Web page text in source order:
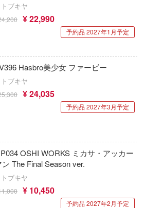
トブキヤ
¥ 22,990
予約品 2027年1月予定
Hasbro美少女 ファービー
トブキヤ
¥ 24,035
予約品 2027年3月予定
OSHI WORKS ミカサ・アッカー
ン The Final Season ver.
トブキヤ
¥ 10,450
予約品 2027年2月予定
原神
恋は双子で割り切れない
ゲゲゲの鬼太郎
けいおん!
ご注文はうさぎですか？
小林さんちのメイドラゴン
ゴジラ
この素晴らしい世界に祝福を！
EASTERN EXPRESS(イースタンエクス
イーグルアヴィエーション(ビーバーコー
ション)
ウォルターソンズジャパン(プラッツ)
ウィリー
WETA Workshop
WHELART
ッツ ファン
ニッツ シス